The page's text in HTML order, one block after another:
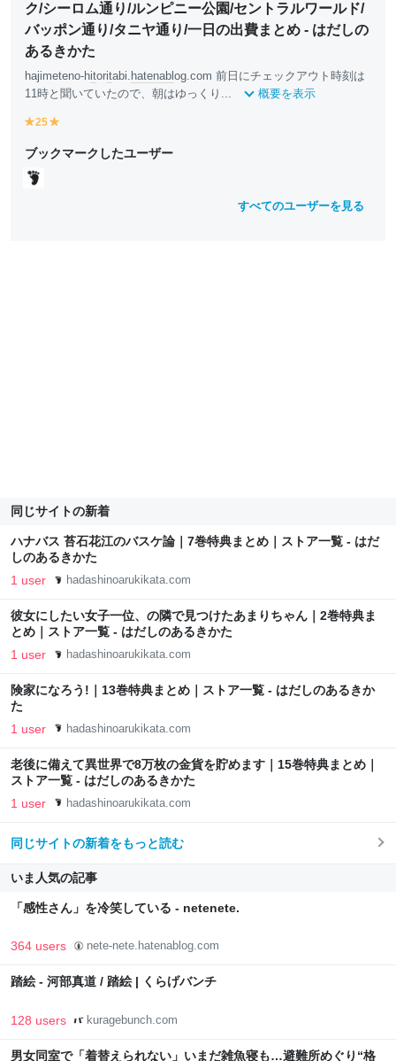
ク/シーロム通り/ルンピニー公園/セントラルワールド/
バッポン通り/タニヤ通り/一日の出費まとめ - はだしの
あるきかた
hajimeteno-hitoritabi. hatenabl og.com 前日にチェックアウト時刻は
11時と聞いていたので、朝はゆっくり...
概要を表示
y
ll
o
w
25
ll
ブックマークしたユーザー
すべてのユーザーを見る
同じサイトの新着
ハナバス 苔石花江のバスケ論｜7巻特典まとめ｜ストア一覧 - はだ
しのあるきかた
1 user hadashinoarukikata.com
彼女にしたい女子一位、の隣で見つけたあまりちゃん｜2巻特典ま
とめ｜ストア一覧 - はだしのあるきかた
1 user hadashinoarukikata.com
険家になろう!｜13巻特典まとめ｜ストア一覧 - はだしのあるきか
た
1 user hadashinoarukikata.com
老後に備えて異世界で8万枚の金貨を貯めます｜15巻特典まとめ｜
ストア一覧 - はだしのあるきかた
1 user hadashinoarukikata.com
同じサイトの新着をもっと読む
いま人気の記事
「感性さん」を冷笑している - netenete.
364 users nete-nete.hatenablog.com
踏絵 - 河部真道 / 踏絵 | くらげバンチ
128 users kuragebunch.com
男女同室で「着替えられない」いまだ雑魚寝も…避難所めぐり“格